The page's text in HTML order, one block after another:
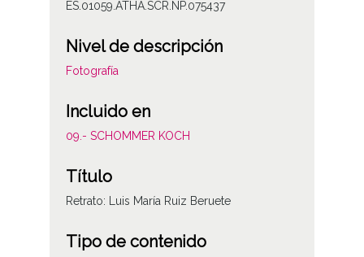
ES.01059.ATHA.SCR.NP.075437
Nivel de descripción
Fotografía
Incluido en
09.- SCHOMMER KOCH
Título
Retrato: Luis María Ruiz Beruete
Tipo de contenido